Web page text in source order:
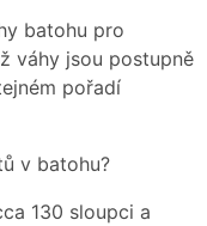
batohu pro
váhy jsou postupně
pořadí
v batohu?
130 sloupci a